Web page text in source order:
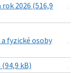
2026 (516,9
fyzické osoby
kB)